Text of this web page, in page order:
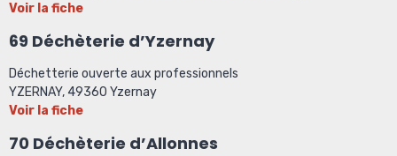
Voir la fiche
69 Déchèterie d’Yzernay
Déchetterie ouverte aux professionnels
YZERNAY, 49360 Yzernay
Voir la fiche
70 Déchèterie d’Allonnes